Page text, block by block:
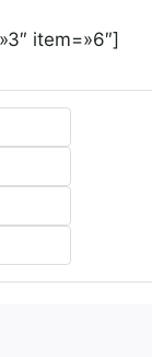
item=»6″]